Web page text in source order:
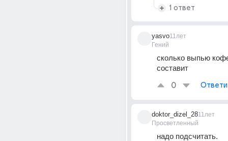
1 ответ
yasvo
Гений
11лет
сколько выпью
составит
0
doktor_dizel_28
Просветленный
11лет
надо подсчитать.